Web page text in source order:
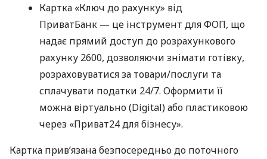
Картка «Ключ до рахунку» від
ПриватБанк — це інструмент для ФОП, що
надає прямий доступ до розрахункового
рахунку 2600, дозволяючи знімати готівку,
розраховуватися за товари/послуги та
сплачувати податки 24/7. Оформити її
можна віртуально (Digital) або пластиковою
через «Приват24 для бізнесу».
Картка прив’язана безпосередньо до поточного